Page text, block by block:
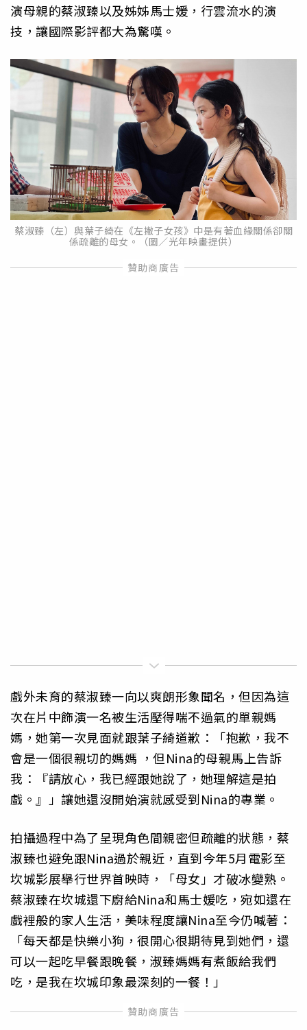
演母親的蔡淑臻以及姊姊馬士媛，行雲流水的演
技，讓國際影評都大為驚嘆。
蔡淑臻（左）與葉子綺在《左撇子女孩》中是有著血緣關係卻關
係疏離的母女。（圖／光年映畫提供）
戲外未育的蔡淑臻一向以爽朗形象聞名，但因為這
次在片中飾演一名被生活壓得喘不過氣的單親媽
媽，她第一次見面就跟葉子綺道歉：「抱歉，我不
會是一個很親切的媽媽 ，但Nina的母親馬上告訴
我：『請放心，我已經跟她說了，她理解這是拍
戲。』」讓她還沒開始演就感受到Nina的專業。
拍攝過程中為了呈現角色間親密但疏離的狀態，蔡
淑臻也避免跟Nina過於親近，直到今年5月電影至
坎城影展舉行世界首映時，「母女」才破冰變熟。
蔡淑臻在坎城還下廚給Nina和馬士媛吃，宛如還在
戲裡般的家人生活，美味程度讓Nina至今仍喊著：
「每天都是快樂小狗，很開心很期待見到她們，還
可以一起吃早餐跟晚餐，淑臻媽媽有煮飯給我們
吃，是我在坎城印象最深刻的一餐！」